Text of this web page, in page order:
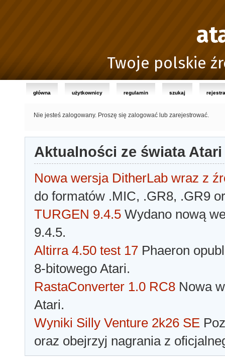
Twoje polskie
główna użytkownicy regulamin szukaj
Nie jesteś zalogowany. Proszę się zalogować lub zarejestrować.
Aktualności ze świata Atari
Nowa wersja DitherLab wraz z
do formatów .MIC, .GR8, .GR9
TURGEN 9.4.5 Wydano nową
9.4.5.
Altirra 4.50 test 17 Phaeron
8-bitowego Atari.
RastaConverter 1.0 RC8 Nowa
Atari.
Wyniki Silly Venture 2k26 SE
oraz obejrzyj nagrania z